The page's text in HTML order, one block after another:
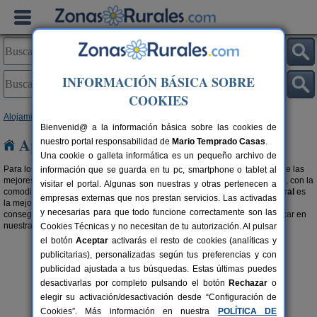
Alojamientos
Apartamentos Rurales
Para los amantes al turismo rural, este tipo de alojamiento es elegir una de las
mejores opciones para disfrutar de un ambiente natural, idílico y tranquilo, con la
comodidad de estar como en tu propia casa.
Alquilar un apartamento rural es
la mejor manera disfrutar de una escapada económica y placentera para
conseguir unas vacaciones de ensueño. También te recomendamos buscar en
nuestra selección deComplejos Rurales.
INFORMACIÓN BÁSICA SOBRE
COOKIES
Bienvenid@ a la información básica sobre las cookies de
nuestro portal responsabilidad de Mario Temprado Casas.
Una cookie o galleta informática es un pequeño archivo de
información que se guarda en tu pc, smartphone o tablet al
visitar el portal. Algunas son nuestras y otras pertenecen a
empresas externas que nos prestan servicios. Las activadas
y necesarias para que todo funcione correctamente son las
Cookies Técnicas y no necesitan de tu autorización. Al pulsar
el botónAceptar activarás el resto de cookies (analíticas y
publicitarias), personalizadas según tus preferencias y con
publicidad ajustada a tus búsquedas. Estas últimas puedes
desactivarlas por completo pulsando el botón Rechazar o
elegir su activación/desactivación desde “Configuración de
Cookies”. Más información en nuestra
POLÍTICA DE